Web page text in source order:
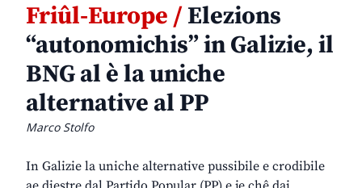
Friûl-Europe /Elezions
“autonomichis” in Galizie, il
BNG al è la uniche
alternative al PP
Marco Stolfo
In Galizie la uniche alternative pussibile e crodibile